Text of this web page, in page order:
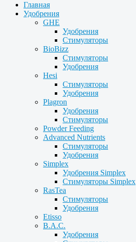
Главная
Удобрения
GHE
Удобрения
Стимуляторы
BioBizz
Стимуляторы
Удобрения
Hesi
Стимуляторы
Удобрения
Plagron
Удобрения
Стимуляторы
Powder Feeding
Advanced Nutrients
Стимуляторы
Удобрения
Simplex
Удобрения Simplex
Стимуляторы Simplex
RasTea
Стимуляторы
Удобрения
Etisso
B.A.C.
Удобрения